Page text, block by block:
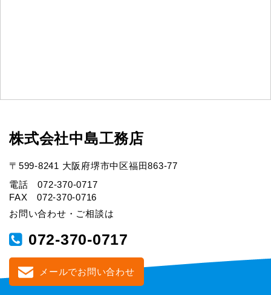
株式会社中島工務店
〒599-8241 大阪府堺市中区福田863-77
電話 072-370-0717
FAX 072-370-0716
お問い合わせ・ご相談は
072-370-0717
メールでお問い合わせ